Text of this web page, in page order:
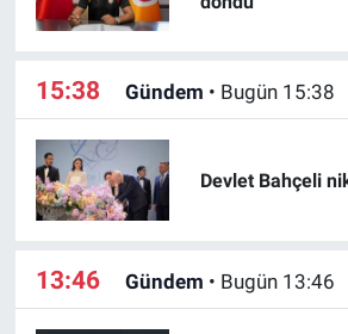
15:38 Gündem • Bugün 15:38
Devlet Bahçeli
13:46 Gündem • Bugün 13:46
Yazarlar
Medya
Özel Haberler
Kadın
Erişim Bilgileri